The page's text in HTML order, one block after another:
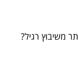
משיבוץ רגיל?